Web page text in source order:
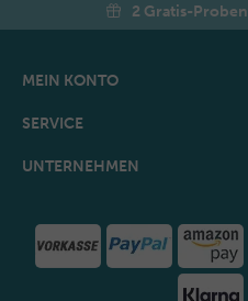
2 Gratis-Proben
MEIN KONTO
SERVICE
UNTERNEHMEN